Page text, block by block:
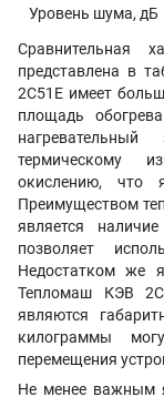
Уровень шума, дБ
Сравнительная
представлена в
2С51Е имеет
площадь
термическому
окислению, что
Преимуществом
является
позволяет
Недостатком же
Тепломаш КЭВ
являются
килограммы
перемещения
Не менее важным